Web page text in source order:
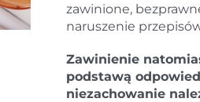
zawinione,
naruszenie
Zawinienie
podstawą
niezachowanie